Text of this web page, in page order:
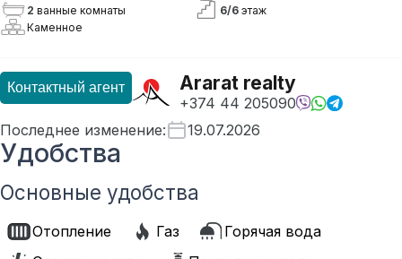
2 ванные комнаты 6/6 этаж
Каменное
Контактный агент Ararat realty
+374 44 205090
Последнее изменение: 19.07.2026
Удобства
Основные удобства
Отопление Газ
Горячая вода